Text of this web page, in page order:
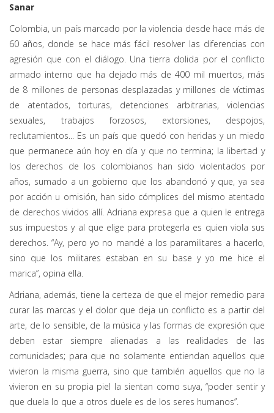
Sanar
Colombia, un país marcado por la violencia desde hace más de
60 años, donde se hace más fácil resolver las diferencias con
agresión que con el diálogo. Una tierra dolida por el conflicto
armado interno que ha dejado más de 400 mil muertos, más
de 8 millones de personas desplazadas y millones de víctimas
de atentados, torturas, detenciones arbitrarias, violencias
sexuales, trabajos forzosos, extorsiones, despojos,
reclutamientos... Es un país que quedó con heridas y un miedo
que permanece aún hoy en día y que no termina; la libertad y
los derechos de los colombianos han sido violentados por
años, sumado a un gobierno que los abandonó y que, ya sea
por acción u omisión, han sido cómplices del mismo atentado
de derechos vividos allí. Adriana expresa que a quien le entrega
sus impuestos y al que elige para protegerla es quien viola sus
derechos. “Ay, pero yo no mandé a los paramilitares a hacerlo,
sino que los militares estaban en su base y yo me hice el
marica”, opina ella.
Adriana, además, tiene la certeza de que el mejor remedio para
curar las marcas y el dolor que deja un conflicto es a partir del
arte, de lo sensible, de la música y las formas de expresión que
deben estar siempre alienadas a las realidades de las
comunidades; para que no solamente entiendan aquellos que
vivieron la misma guerra, sino que también aquellos que no la
vivieron en su propia piel la sientan como suya, “poder sentir y
que duela lo que a otros duele es de los seres humanos”.